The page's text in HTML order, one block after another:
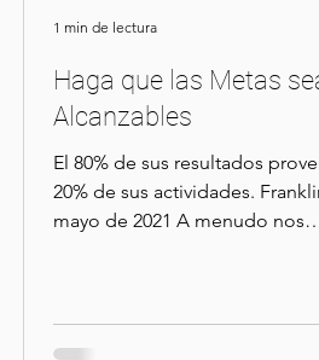
Haga que las Metas
Alcanzables
El 80% de sus resultados
20% de sus actividades.
mayo de 2021 A menudo nos
1 min de lectura